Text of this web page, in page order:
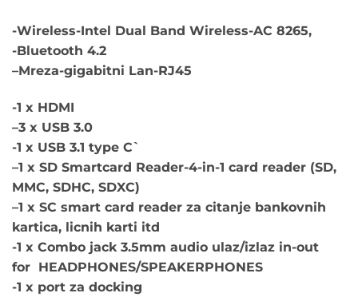
-Wireless-Intel Dual Band Wireless-AC 8265,
-Bluetooth 4.2
–Mreza-gigabitni Lan-RJ45
-1 x HDMI
–3 x USB 3.0
-1 x USB 3.1 type C`
–1 x SD Smartcard Reader-4-in-1 card reader (SD,
MMC, SDHC, SDXC)
–1 x SC smart card reader za citanje bankovnih
kartica, licnih karti itd
-1 x Combo jack 3.5mm audio ulaz/izlaz in-out
for HEADPHONES/SPEAKERPHONES
-1 x port za docking